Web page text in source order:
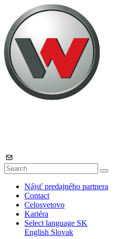
Nájsť predajného partnera
Contact
Celosvetovo
Kariéra
Select language SK
English Slovak